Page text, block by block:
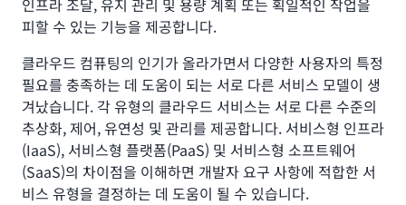
인프라 조달, 유지 관리 및 용량 계획 또는 획일적인 작업을
피할 수 있는 기능을 제공합니다.
클라우드 컴퓨팅의 인기가 올라가면서 다양한 사용자의 특정
필요를 충족하는 데 도움이 되는 서로 다른 서비스 모델이 생
겨났습니다. 각 유형의 클라우드 서비스는 서로 다른 수준의
추상화, 제어, 유연성 및 관리를 제공합니다. 서비스형 인프라
(IaaS), 서비스형 플랫폼(PaaS) 및 서비스형 소프트웨어
(SaaS)의 차이점을 이해하면 개발자 요구 사항에 적합한 서
비스 유형을 결정하는 데 도움이 될 수 있습니다.